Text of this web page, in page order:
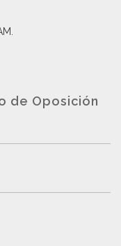
de Oposición